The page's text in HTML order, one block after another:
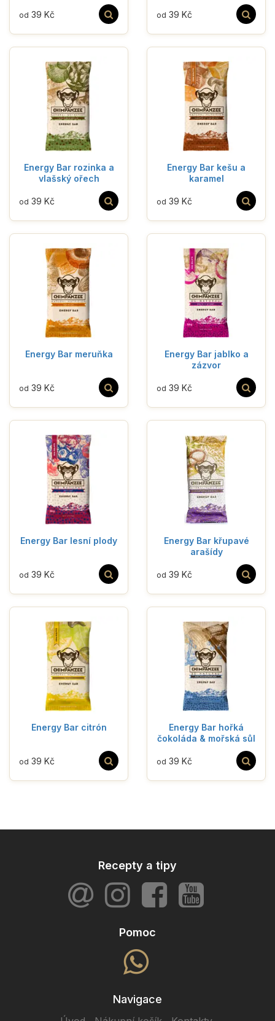
od 39 Kč od 39 Kč
Energy Bar rozinka a
vlašský ořech
od 39 Kč
Energy Bar kešu a
karamel
od 39 Kč
Energy Bar meruňka
od 39 Kč
Energy Bar jablko a
zázvor
od 39 Kč
Energy Bar lesní plody
od 39 Kč
Energy Bar křupavé
arašídy
od 39 Kč
Energy Bar citrón
od 39 Kč
Energy Bar hořká
čokoláda & mořská sůl
od 39 Kč
Recepty a tipy
Pomoc
Navigace